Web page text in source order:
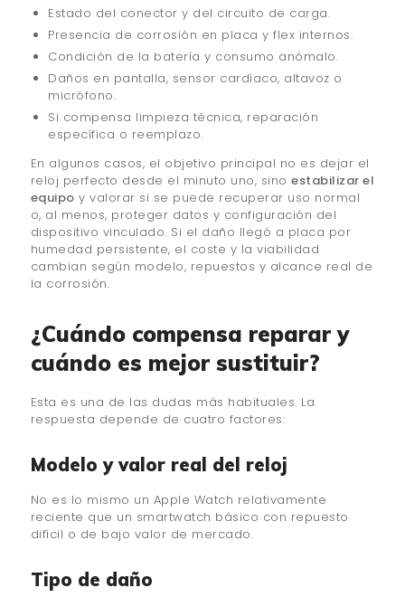
Estado del conector y del circuito de carga.
Presencia de corrosión en placa y flex internos.
Condición de la batería y consumo anómalo.
Daños en pantalla, sensor cardíaco, altavoz o
micrófono.
Si compensa limpieza técnica, reparación
específica o reemplazo.
En algunos casos, el objetivo principal no es dejar el
reloj perfecto desde el minuto uno, sinoestabilizar el
equipo y valorar si se puede recuperar uso normal
o, al menos, proteger datos y configuración del
dispositivo vinculado. Si el daño llegó a placa por
humedad persistente, el coste y la viabilidad
cambian según modelo, repuestos y alcance real de
la corrosión.
¿Cuándo compensa reparar y
cuándo es mejor sustituir?
Esta es una de las dudas más habituales. La
respuesta depende de cuatro factores:
Modelo y valor real del reloj
No es lo mismo un Apple Watch relativamente
reciente que un smartwatch básico con repuesto
difícil o de bajo valor de mercado.
Tipo de daño